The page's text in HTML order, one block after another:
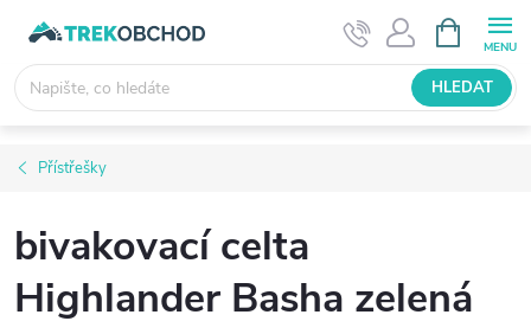
obsah
NÁKUPNÍ
KOŠÍK
HLEDAT
Přístřešky
bivakovací celta
Highlander Basha zelená